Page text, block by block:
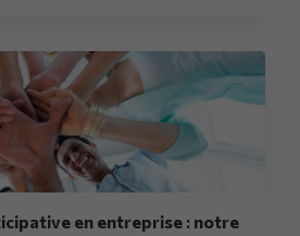
en entreprise : notre